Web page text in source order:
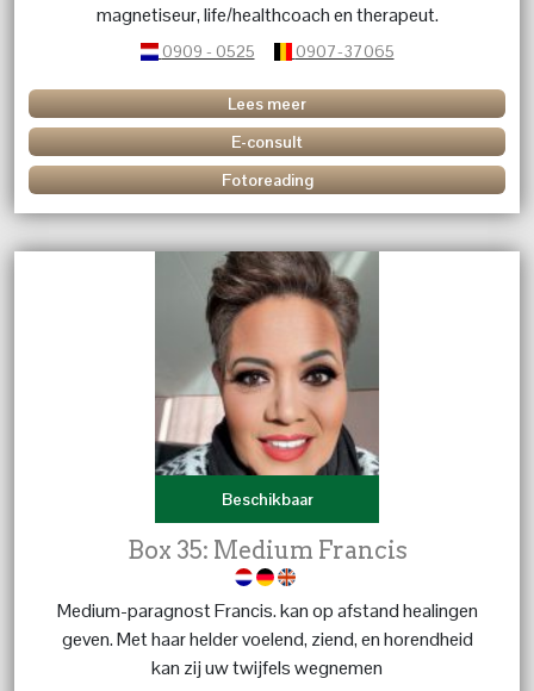
magnetiseur, life/healthcoach en therapeut.
0909 - 0525 0907-37065
Lees meer
E-consult
Fotoreading
Beschikbaar
Box 35: Medium Francis
Medium-paragnost Francis. kan op afstand healingen
geven. Met haar helder voelend, ziend, en horendheid
kan zij uw twijfels wegnemen